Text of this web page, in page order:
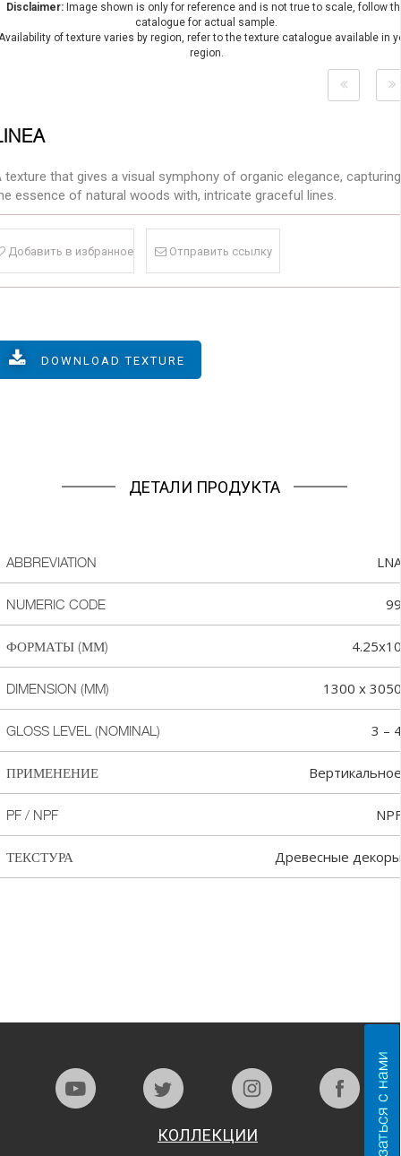
Disclaimer: Image shown is only for reference and is not true to scale, follow
catalogue for actual sample.
of texture varies by region, refer to the texture catalogue available in
region.
texture that gives a visual symphony of organic elegance, capturing
essence of natural woods with, intricate graceful lines.
Добавить в избранное Отправить ссылку
DOWNLOAD TEXTURE
ДЕТАЛИ ПРОДУКТА
ABBREVIATION LNA
NUMERIC CODE 99
ФОРМАТЫ (ММ) 4.25x10
DIMENSION (MM) 1300 x 3050
GLOSS LEVEL (NOMINAL) 3 – 4
ПРИМЕНЕНИЕ Вертикальное
PF / NPF NPF
ТЕКСТУРА Древесные декоры
КОЛЛЕКЦИИ